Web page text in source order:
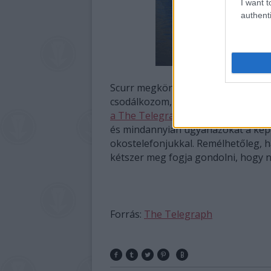
I want
Scurr megkönnyebbült, hogy
csodálkozom, hogy ez nem
a The Telegraph-nak
és mindannyian ugyanazokat a
okostelefonjukkal. Remélhetőleg,
kétszer meg fogja gondolni, hogy
Forrás: The Telegraph